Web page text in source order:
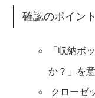
確認のポイント
「収納ボ
か？」を
クローゼ